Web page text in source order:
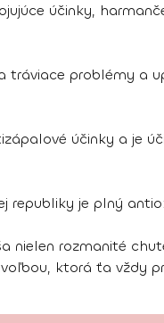
účinky,
tráviace problémy a
účinky a je
republiky je plný
nielen rozmanité
ktorá ťa vždy